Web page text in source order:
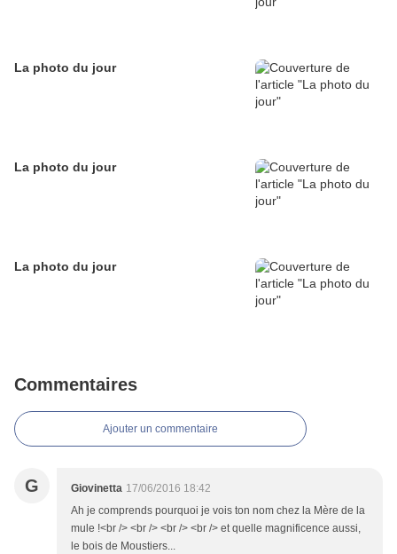
La photo du jour
La photo du jour
La photo du jour
Commentaires
Ajouter un commentaire
G Giovinetta 17/06/2016 18:42
Ah je comprends pourquoi je vois ton nom chez la Mère de la
mule !<br /> <br /> <br /> <br /> et quelle magnificence aussi,
le bois de Moustiers...